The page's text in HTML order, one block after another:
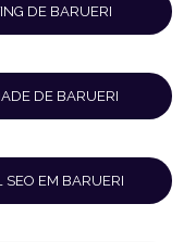
DE BARUERI
DE BARUERI
SEO EM BARUERI